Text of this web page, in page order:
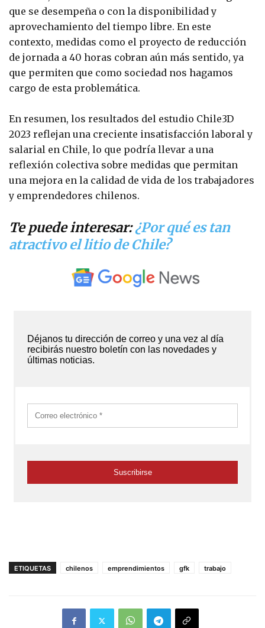
que se desempeña o con la disponibilidad y
aprovechamiento del tiempo libre. En este
contexto, medidas como el proyecto de reducción
de jornada a 40 horas cobran aún más sentido, ya
que permiten que como sociedad nos hagamos
cargo de esta problemática.
En resumen, los resultados del estudio Chile3D
2023 reflejan una creciente insatisfacción laboral y
salarial en Chile, lo que podría llevar a una
reflexión colectiva sobre medidas que permitan
una mejora en la calidad de vida de los trabajadores
y emprendedores chilenos.
Te puede interesar:¿Por qué es tan
atractivo el litio de Chile?
ETIQUETAS chilenos emprendimientos gfk trabajo